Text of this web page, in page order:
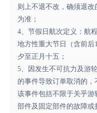
则上不退不改，确须退
为准；
4、节假日航次定义：航
地方性重大节日（含前
夕至正月十五；
5、因发生不可抗力及游
的事件导致订单取消的，
该事件包括不限于关乎
部件及固定部件的故障